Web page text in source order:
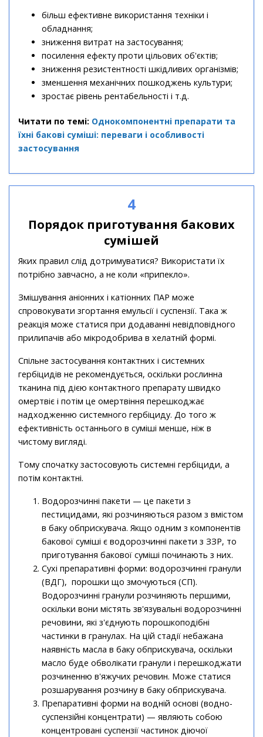
більш ефективне використання техніки і
обладнання;
зниження витрат на застосування;
посилення ефекту проти цільових об'єктів;
зниження резистентності шкідливих організмів;
зменшення механічних пошкоджень культури;
зростає рівень рентабельності і т.д.
Читати по темі: Однокомпонентні препарати та
їхні бакові суміші: переваги і особливості
застосування
4
Порядок приготування бакових
сумішей
Яких правил слід дотримуватися? Використати їх
потрібно завчасно, а не коли «припекло».
Змішування аніонних і катіонних ПАР може
спровокувати згортання емульсії і суспензії. Така ж
реакція може статися при додаванні невідповідного
прилипачів або мікродобрива в хелатній формі.
Спільне застосування контактних і системних
гербіцидів не рекомендується, оскільки рослинна
тканина під дією контактного препарату швидко
омертвіє і потім це омертвіння перешкоджає
надходженню системного гербіциду. До того ж
ефективність останнього в суміші менше, ніж в
чистому вигляді.
Тому спочатку застосовують системні гербіциди, а
потім контактні.
Водорозчинні пакети — це пакети з
пестицидами, які розчиняються разом з вмістом
в баку обприскувача. Якщо одним з компонентів
бакової суміші є водорозчинні пакети з ЗЗР, то
приготування бакової суміші починають з них.
Сухі препаративні форми: водорозчинні гранули
(ВДГ), порошки що змочуються (СП).
Водорозчинні гранули розчиняють першими,
оскільки вони містять зв'язувальні водорозчинні
речовини, які з'єднують порошкоподібні
частинки в гранулах. На цій стадії небажана
наявність масла в баку обприскувача, оскільки
масло буде обволікати гранули і перешкоджати
розчиненню в'яжучих речовин. Може статися
розшарування розчину в баку обприскувача.
Препаративні форми на водній основі (водно-
суспензійні концентрати) — являють собою
концентровані суспензії частинок діючої